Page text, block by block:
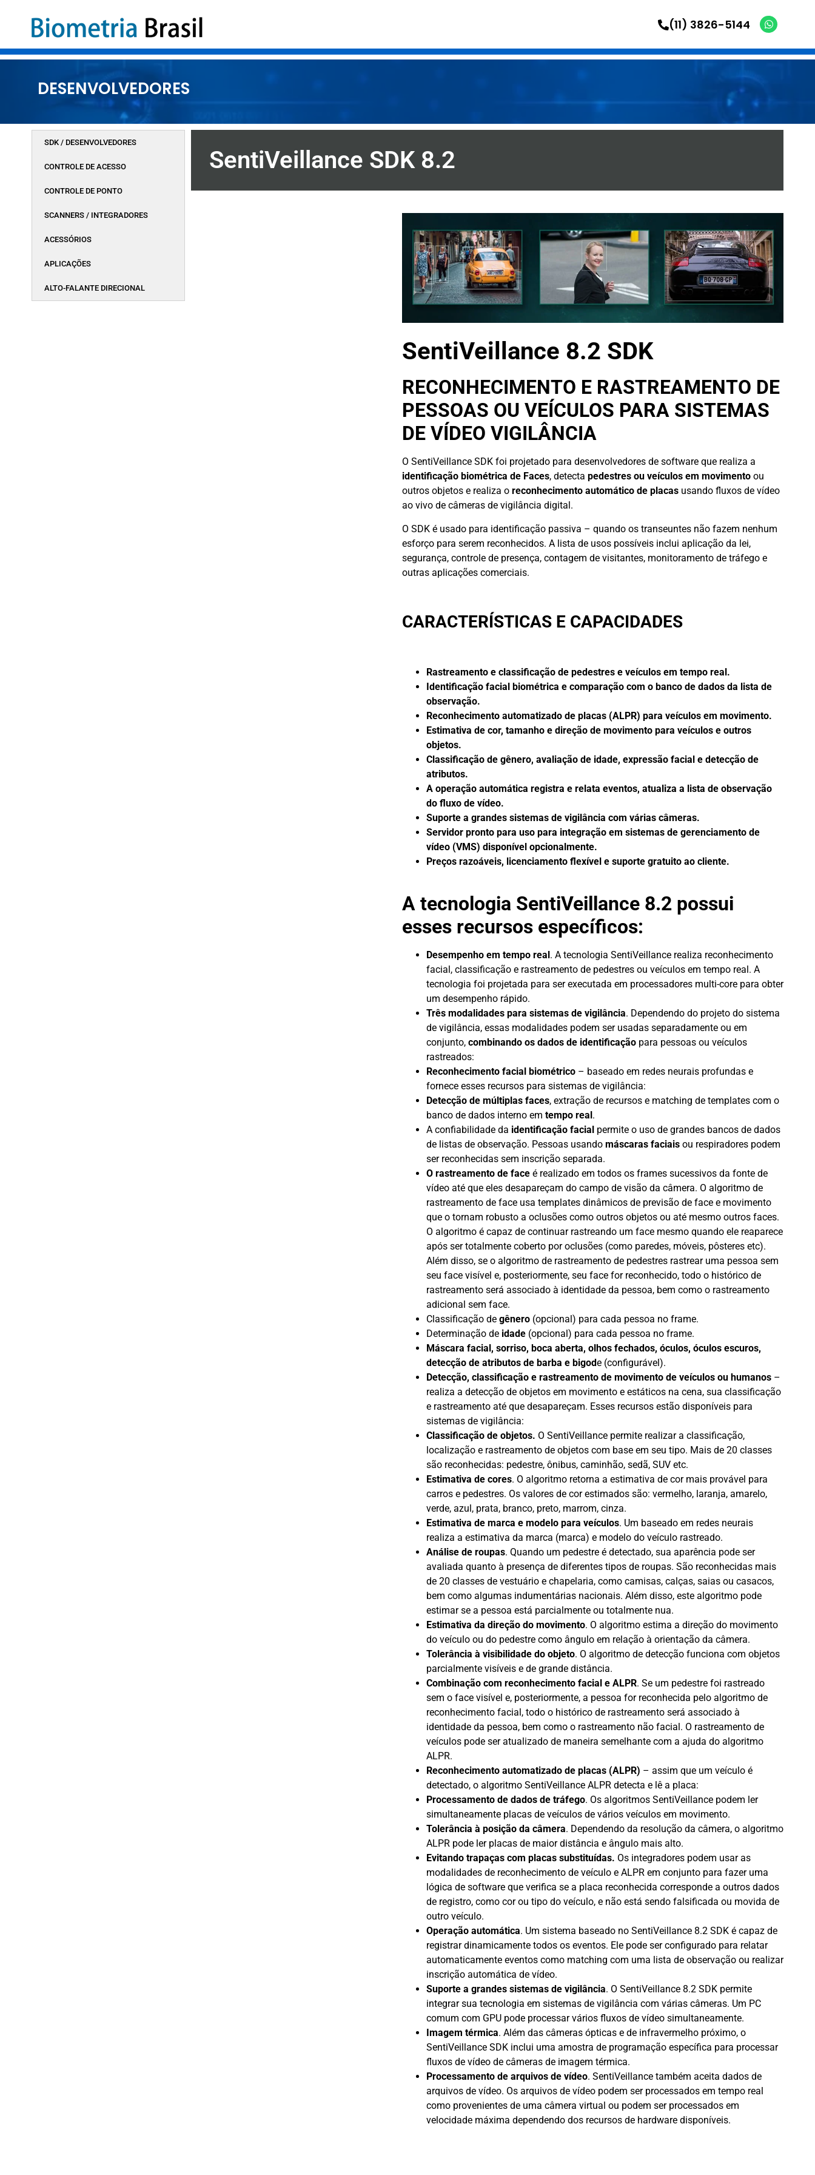
(11) 3826-5144
DESENVOLVEDORES
SDK / DESENVOLVEDORES
CONTROLE DE ACESSO
CONTROLE DE PONTO
SCANNERS / INTEGRADORES
ACESSÓRIOS
APLICAÇÕES
ALTO-FALANTE DIRECIONAL
SentiVeillance SDK 8.2
SentiVeillance 8.2 SDK
RECONHECIMENTO E RASTREAMENTO DE
PESSOAS OU VEÍCULOS PARA SISTEMAS
DE VÍDEO VIGILÂNCIA
O SentiVeillance SDK foi projetado para desenvolvedores de software que realiza a
identificação biométrica de Faces, detecta pedestres ou veículos em movimentoou
outros objetos e realiza o reconhecimento automático de placasusando fluxos de vídeo
ao vivo de câmeras de vigilância digital.
O SDK é usado para identificação passiva – quando os transeuntes não fazem nenhum
esforço para serem reconhecidos. A lista de usos possíveis inclui aplicação da lei,
segurança, controle de presença, contagem de visitantes, monitoramento de tráfego e
outras aplicações comerciais.
CARACTERÍSTICAS E CAPACIDADES
Rastreamento e classificação de pedestres e veículos em tempo real.
Identificação facial biométrica e comparação com o banco de dados da lista de
observação.
Reconhecimento automatizado de placas (ALPR) para veículos em movimento.
Estimativa de cor, tamanho e direção de movimento para veículos e outros
objetos.
Classificação de gênero, avaliação de idade, expressão facial e detecção de
atributos.
A operação automática registra e relata eventos, atualiza a lista de observação
do fluxo de vídeo.
Suporte a grandes sistemas de vigilância com várias câmeras.
Servidor pronto para uso para integração em sistemas de gerenciamento de
vídeo (VMS) disponível opcionalmente.
Preços razoáveis, licenciamento flexível e suporte gratuito ao cliente.
A tecnologia SentiVeillance 8.2 possui
esses recursos específicos:
Desempenho em tempo real. A tecnologia SentiVeillance realiza reconhecimento
facial, classificação e rastreamento de pedestres ou veículos em tempo real. A
tecnologia foi projetada para ser executada em processadores multi-core para obter
um desempenho rápido.
Três modalidades para sistemas de vigilância. Dependendo do projeto do sistema
de vigilância, essas modalidades podem ser usadas separadamente ou em
conjunto, combinando os dados de identificaçãopara pessoas ou veículos
rastreados:
Reconhecimento facial biométrico– baseado em redes neurais profundas e
fornece esses recursos para sistemas de vigilância:
Detecção de múltiplas faces, extração de recursos e matching de templates com o
banco de dados interno em tempo real.
A confiabilidade da identificação facialpermite o uso de grandes bancos de dados
de listas de observação. Pessoas usando máscaras faciaisou respiradores podem
ser reconhecidas sem inscrição separada.
O rastreamento de faceé realizado em todos os frames sucessivos da fonte de
vídeo até que eles desapareçam do campo de visão da câmera. O algoritmo de
rastreamento de face usa templates dinâmicos de previsão de face e movimento
que o tornam robusto a oclusões como outros objetos ou até mesmo outros faces.
O algoritmo é capaz de continuar rastreando um face mesmo quando ele reaparece
após ser totalmente coberto por oclusões (como paredes, móveis, pôsteres etc).
Além disso, se o algoritmo de rastreamento de pedestres rastrear uma pessoa sem
seu face visível e, posteriormente, seu face for reconhecido, todo o histórico de
rastreamento será associado à identidade da pessoa, bem como o rastreamento
adicional sem face.
Classificação de gênero(opcional) para cada pessoa no frame.
Determinação de idade(opcional) para cada pessoa no frame.
Máscara facial, sorriso, boca aberta, olhos fechados, óculos, óculos escuros,
detecção de atributos de barba e bigode (configurável).
Detecção, classificação e rastreamento de movimento de veículos ou humanos–
realiza a detecção de objetos em movimento e estáticos na cena, sua classificação
e rastreamento até que desapareçam. Esses recursos estão disponíveis para
sistemas de vigilância:
Classificação de objetos. O SentiVeillance permite realizar a classificação,
localização e rastreamento de objetos com base em seu tipo. Mais de 20 classes
são reconhecidas: pedestre, ônibus, caminhão, sedã, SUV etc.
Estimativa de cores. O algoritmo retorna a estimativa de cor mais provável para
carros e pedestres. Os valores de cor estimados são: vermelho, laranja, amarelo,
verde, azul, prata, branco, preto, marrom, cinza.
Estimativa de marca e modelo para veículos. Um baseado em redes neurais
realiza a estimativa da marca (marca) e modelo do veículo rastreado.
Análise de roupas. Quando um pedestre é detectado, sua aparência pode ser
avaliada quanto à presença de diferentes tipos de roupas. São reconhecidas mais
de 20 classes de vestuário e chapelaria, como camisas, calças, saias ou casacos,
bem como algumas indumentárias nacionais. Além disso, este algoritmo pode
estimar se a pessoa está parcialmente ou totalmente nua.
Estimativa da direção do movimento. O algoritmo estima a direção do movimento
do veículo ou do pedestre como ângulo em relação à orientação da câmera.
Tolerância à visibilidade do objeto. O algoritmo de detecção funciona com objetos
parcialmente visíveis e de grande distância.
Combinação com reconhecimento facial e ALPR. Se um pedestre foi rastreado
sem o face visível e, posteriormente, a pessoa for reconhecida pelo algoritmo de
reconhecimento facial, todo o histórico de rastreamento será associado à
identidade da pessoa, bem como o rastreamento não facial. O rastreamento de
veículos pode ser atualizado de maneira semelhante com a ajuda do algoritmo
ALPR.
Reconhecimento automatizado de placas (ALPR) – assim que um veículo é
detectado, o algoritmo SentiVeillance ALPR detecta e lê a placa:
Processamento de dados de tráfego. Os algoritmos SentiVeillance podem ler
simultaneamente placas de veículos de vários veículos em movimento.
Tolerância à posição da câmera. Dependendo da resolução da câmera, o algoritmo
ALPR pode ler placas de maior distância e ângulo mais alto.
Evitando trapaças com placas substituídas. Os integradores podem usar as
modalidades de reconhecimento de veículo e ALPR em conjunto para fazer uma
lógica de software que verifica se a placa reconhecida corresponde a outros dados
de registro, como cor ou tipo do veículo, e não está sendo falsificada ou movida de
outro veículo.
Operação automática. Um sistema baseado no SentiVeillance 8.2 SDK é capaz de
registrar dinamicamente todos os eventos. Ele pode ser configurado para relatar
automaticamente eventos como matching com uma lista de observação ou realizar
inscrição automática de vídeo.
Suporte a grandes sistemas de vigilância. O SentiVeillance 8.2 SDK permite
integrar sua tecnologia em sistemas de vigilância com várias câmeras. Um PC
comum com GPU pode processar vários fluxos de vídeo simultaneamente.
Imagem térmica. Além das câmeras ópticas e de infravermelho próximo, o
SentiVeillance SDK inclui uma amostra de programação específica para processar
fluxos de vídeo de câmeras de imagem térmica.
Processamento de arquivos de vídeo. SentiVeillance também aceita dados de
arquivos de vídeo. Os arquivos de vídeo podem ser processados ​​em tempo real
como provenientes de uma câmera virtual ou podem ser processados ​​em
velocidade máxima dependendo dos recursos de hardware disponíveis.